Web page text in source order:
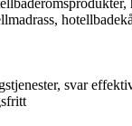
svar